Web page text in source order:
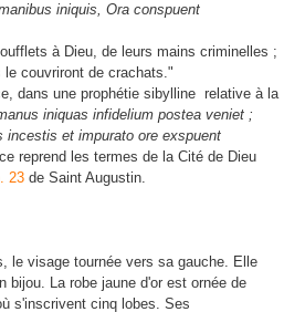
iniquis, Ora conspuent
à Dieu, de leurs mains criminelles ;
le couvriront de crachats."
dans une prophétie sibylline relative à la
iniquas infidelium postea veniet ;
incestis et impurato ore exspuent
reprend les termes de la Cité de Dieu
23 de Saint Augustin.
le visage tournée vers sa gauche. Elle
bijou. La robe jaune d'or est ornée de
s'inscrivent cinq lobes. Ses